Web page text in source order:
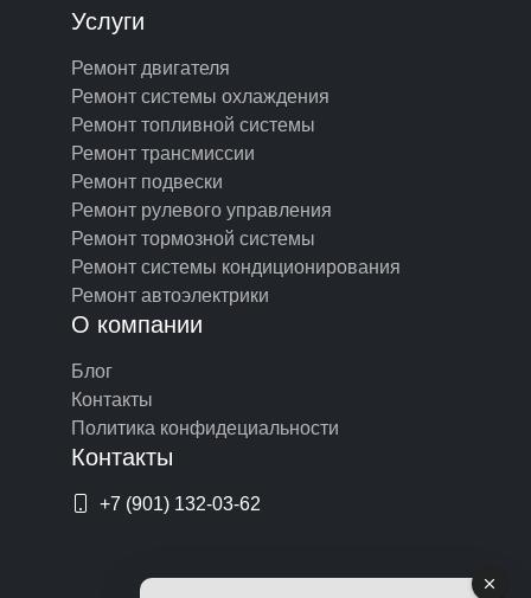
Услуги
Ремонт двигателя
Ремонт системы охлаждения
Ремонт топливной системы
Ремонт трансмиссии
Ремонт подвески
Ремонт рулевого управления
Ремонт тормозной системы
Ремонт системы кондиционирования
Ремонт автоэлектрики
О компании
Блог
Контакты
Политика конфидециальности
Контакты
+7 (901) 132-03-62